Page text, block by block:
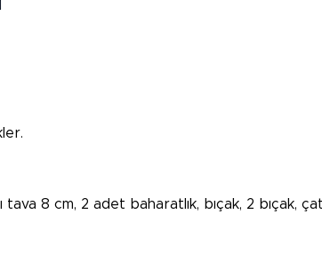
8 cm, 2 adet baharatlık, bıçak, 2 bıçak,